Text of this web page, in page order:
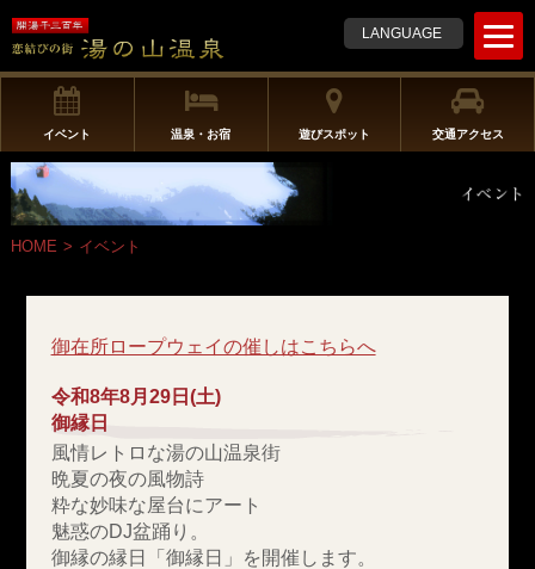
t
o
g
l
n
LANGUAGE
イベント 温泉・お宿 遊びスポット 交通アクセス
HOME > イベント
御在所ロープウェイの催しはこちらへ
令和8年8月29日(土)
御縁日
風情レトロな湯の山温泉街
晩夏の夜の風物詩
粋な妙味な屋台にアート
魅惑のDJ盆踊り。
御縁の縁日「御縁日」を開催します。